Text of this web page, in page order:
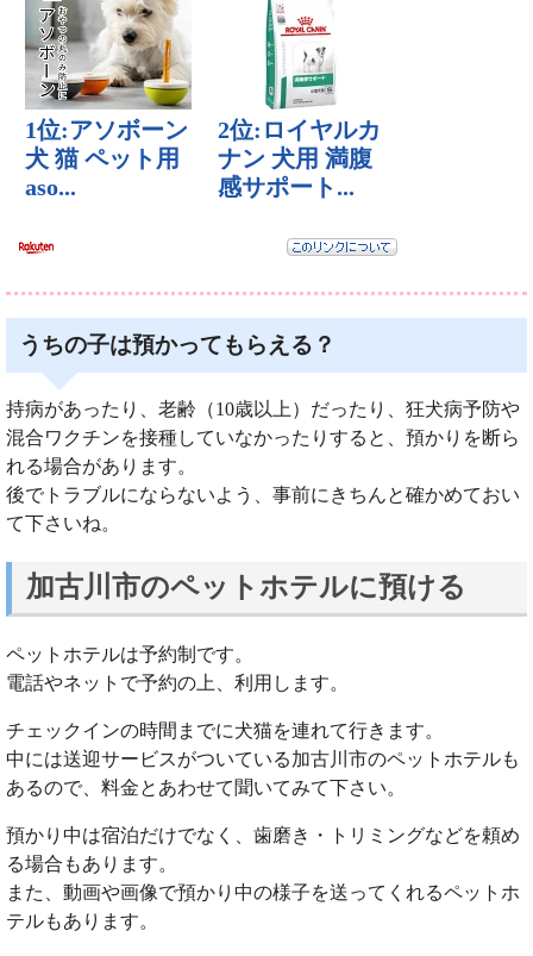
うちの子は預かってもらえる？
持病があったり、老齢（10歳以上）だったり、狂犬病予防や
混合ワクチンを接種していなかったりすると、預かりを断ら
れる場合があります。
後でトラブルにならないよう、事前にきちんと確かめておい
て下さいね。
加古川市のペットホテルに預ける
ペットホテルは予約制です。
電話やネットで予約の上、利用します。
チェックインの時間までに犬猫を連れて行きます。
中には送迎サービスがついている加古川市のペットホテルも
あるので、料金とあわせて聞いてみて下さい。
預かり中は宿泊だけでなく、歯磨き・トリミングなどを頼め
る場合もあります。
また、動画や画像で預かり中の様子を送ってくれるペットホ
テルもあります。